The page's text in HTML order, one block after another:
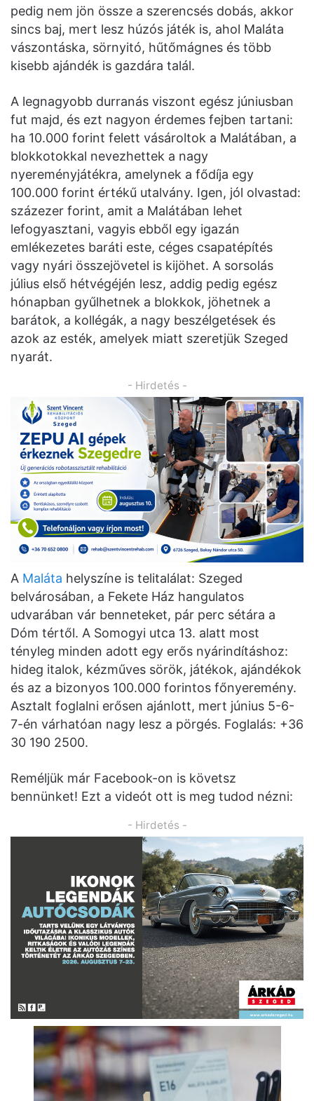
pedig nem jön össze a szerencsés dobás, akkor
sincs baj, mert lesz húzós játék is, ahol Maláta
vászontáska, sörnyitó, hűtőmágnes és több
kisebb ajándék is gazdára talál.
A legnagyobb durranás viszont egész júniusban
fut majd, és ezt nagyon érdemes fejben tartani:
ha 10.000 forint felett vásároltok a Malátában, a
blokkotokkal nevezhettek a nagy
nyereményjátékra, amelynek a fődíja egy
100.000 forint értékű utalvány. Igen, jól olvastad:
százezer forint, amit a Malátában lehet
lefogyasztani, vagyis ebből egy igazán
emlékezetes baráti este, céges csapatépítés
vagy nyári összejövetel is kijöhet. A sorsolás
július első hétvégéjén lesz, addig pedig egész
hónapban gyűlhetnek a blokkok, jöhetnek a
barátok, a kollégák, a nagy beszélgetések és
azok az esték, amelyek miatt szeretjük Szeged
nyarát.
- Hirdetés -
A Maláta helyszíne is telitalálat: Szeged
belvárosában, a Fekete Ház hangulatos
udvarában vár benneteket, pár perc sétára a
Dóm tértől. A Somogyi utca 13. alatt most
tényleg minden adott egy erős nyárindításhoz:
hideg italok, kézműves sörök, játékok, ajándékok
és az a bizonyos 100.000 forintos főnyeremény.
Asztalt foglalni erősen ajánlott, mert június 5-6-
7-én várhatóan nagy lesz a pörgés. Foglalás: +36
30 190 2500.
Reméljük már Facebook-on is követsz
bennünket! Ezt a videót ott is meg tudod nézni:
- Hirdetés -